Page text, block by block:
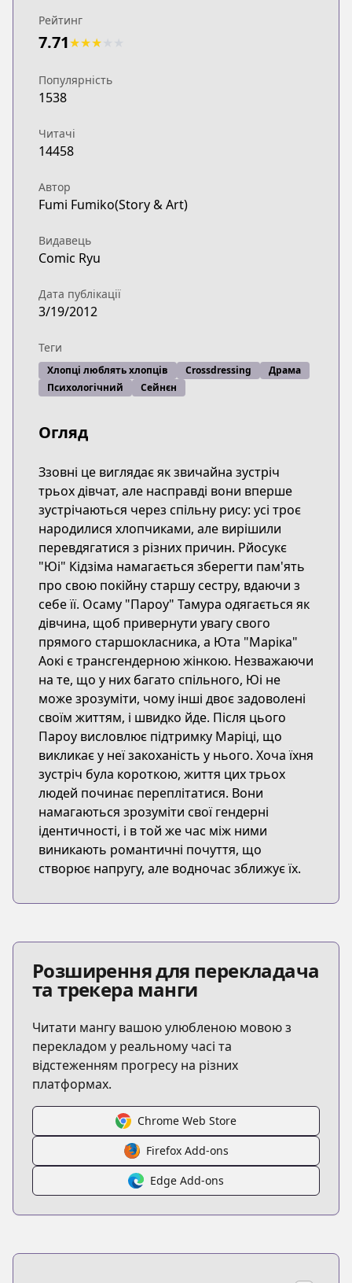
Рейтинг
7.71★★★
Популярність
1538
Читачі
14458
Автор
Fumi Fumiko(Story & Art)
Видавець
Comic Ryu
Дата публікації
3/19/2012
Теги
Хлопці люблять хлопців Crossdressing
Драма
Психологічний
Сейнєн
Огляд
Ззовні це виглядає як звичайна зустріч
трьох дівчат, але насправді вони вперше
зустрічаються через спільну рису: усі троє
народилися хлопчиками, але вирішили
перевдягатися з різних причин. Рйосукє
"Юі" Кідзіма намагається зберегти пам'ять
про свою покійну старшу сестру, вдаючи з
себе її. Осаму "Пароу" Тамура одягається як
дівчина, щоб привернути увагу свого
прямого старшокласника, а Юта "Маріка"
Аокі є трансгендерною жінкою. Незважаючи
на те, що у них багато спільного, Юі не
може зрозуміти, чому інші двоє задоволені
своїм життям, і швидко йде. Після цього
Пароу висловлює підтримку Маріці, що
викликає у неї закоханість у нього. Хоча їхня
зустріч була короткою, життя цих трьох
людей починає переплітатися. Вони
намагаються зрозуміти свої гендерні
ідентичності, і в той же час між ними
виникають романтичні почуття, що
створює напругу, але водночас зближує їх.
Розширення для перекладача
та трекера манги
Читати мангу вашою улюбленою мовою з
перекладом у реальному часі та
відстеженням прогресу на різних
платформах.
Chrome Web Store
Firefox Add-ons
Edge Add-ons